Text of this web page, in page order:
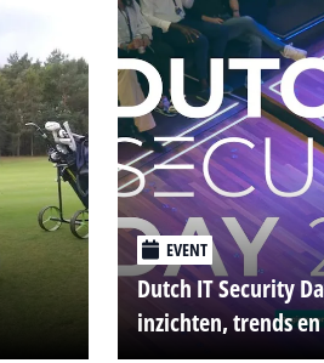
EVENT
Dutch IT Security
inzichten, trends